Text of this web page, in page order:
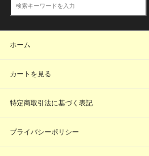
ホーム
カートを見る
特定商取引法に基づく表記
プライバシーポリシー